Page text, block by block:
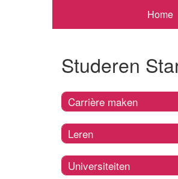
Home
Studeren
Carrière maken
Leren
Universiteiten